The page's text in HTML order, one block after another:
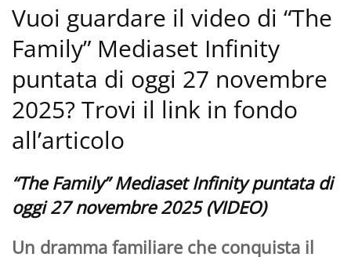
Vuoi guardare il video di “The
Family” Mediaset Infinity
puntata di oggi 27 novembre
2025? Trovi il link in fondo
all’articolo
“The Family” Mediaset Infinity puntata di
oggi 27 novembre 2025 (VIDEO)
Un dramma familiare che conquista il